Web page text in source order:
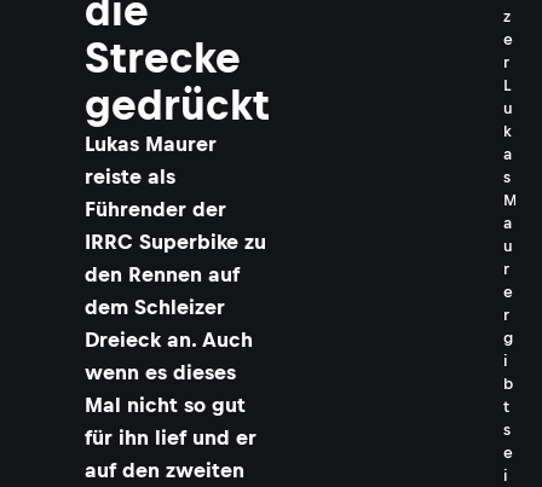
die
Strecke
gedrückt
Lukas Maurer
reiste als
Führender der
IRRC Superbike zu
den Rennen auf
dem Schleizer
Dreieck an. Auch
wenn es dieses
Mal nicht so gut
für ihn lief und er
auf den zweiten
z
e
r
L
u
k
a
s
M
a
u
r
e
r
g
i
b
t
s
e
i